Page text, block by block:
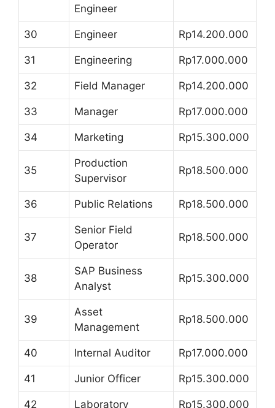
Engineer
30 Engineer Rp14.200.000
31 Engineering Rp17.000.000
32 Field Manager Rp14.200.000
33 Manager Rp17.000.000
34 Marketing Rp15.300.000
35
Production
Supervisor
Rp18.500.000
36 Public Relations Rp18.500.000
37
Senior Field
Operator
Rp18.500.000
38
SAP Business
Analyst
Rp15.300.000
39
Asset
Management
Rp18.500.000
40 Internal Auditor Rp17.000.000
41 Junior Officer Rp15.300.000
42 Laboratory Rp15.300.000